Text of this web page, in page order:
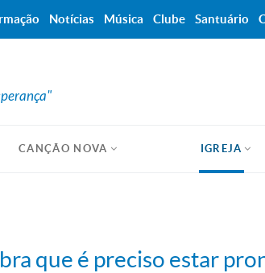
CANÇÃO NOVA IGREJA
que é preciso estar
Notícias Música Clube Santuário